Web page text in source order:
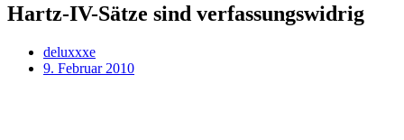
Hartz-IV-Sätze sind verfassungswidrig
deluxxxe
9. Februar 2010